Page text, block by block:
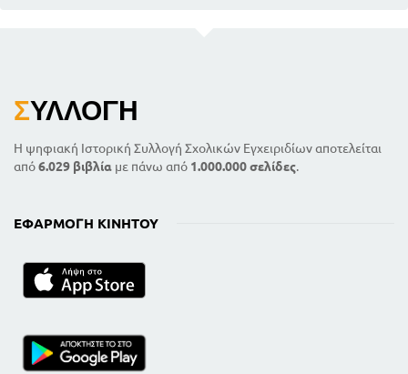
ΣΥΛΛΟΓΉ
Η ψηφιακή Ιστορική Συλλογή Σχολικών Εγχειριδίων αποτελείται
από6.029 βιβλία με πάνω από 1.000.000 σελίδες.
ΕΦΑΡΜΟΓΉ ΚΙΝΗΤΟΎ